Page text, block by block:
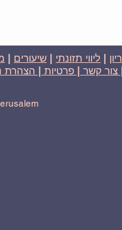
ליווי תזונתי שיעורים
| צור קשר |פרטיות | הצהרת